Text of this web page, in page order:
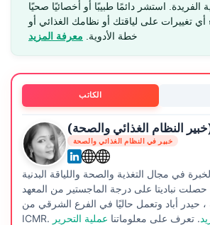
الفريدة. استشر دائمًا طبيبًا أو أخصائيًا صحيًا
أي تغييرات على لياقتك أو نظامك الغذائي أو
خطة الأدوية. معرفة المزيد
الكاتب
(خبير النظام الغذائي والصحة)
خبير في النظام الغذائي والصحة
في مجال التغذية والصحة واللياقة البدنية
نباديتا على درجة الماجستير من المعهد
، حيدر أباد وتعمل حاليًا في الفرع الشرقي من
ICMR.
. تعرف على معلوماتنا